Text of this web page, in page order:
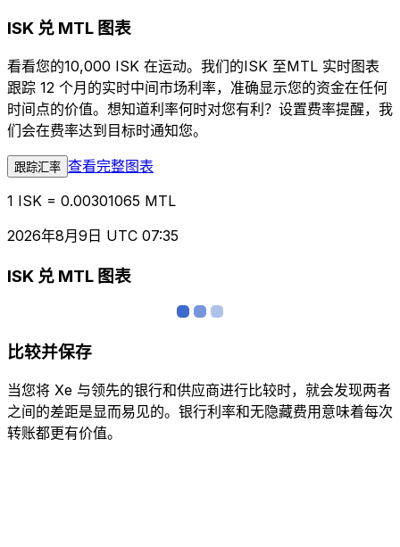
ISK 兑 MTL 图表
看看您的10,000 ISK 在运动。我们的ISK 至MTL 实时图表
跟踪 12 个月的实时中间市场利率，准确显示您的资金在任何
时间点的价值。想知道利率何时对您有利？设置费率提醒，我
们会在费率达到目标时通知您。
跟踪汇率 查看完整图表
1 ISK = 0.00301065 MTL
2026年8月9日 UTC 07:35
ISK 兑 MTL 图表
比较并保存
当您将 Xe 与领先的银行和供应商进行比较时，就会发现两者
之间的差距是显而易见的。银行利率和无隐藏费用意味着每次
转账都更有价值。